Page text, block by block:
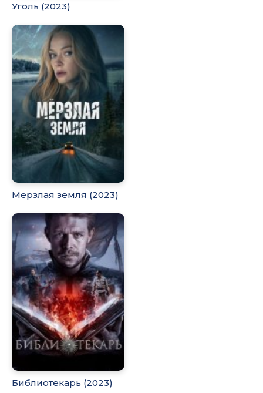
Уголь (2023)
Мерзлая земля (2023)
Библиотекарь (2023)